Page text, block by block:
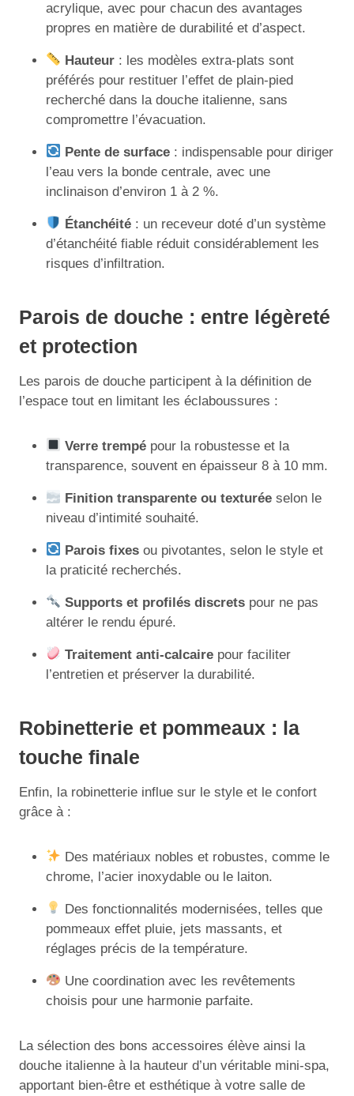
acrylique, avec pour chacun des avantages
propres en matière de durabilité et d’aspect.
Hauteur : les modèles extra-plats sont
préférés pour restituer l’effet de plain-pied
recherché dans la douche italienne, sans
compromettre l’évacuation.
Pente de surface : indispensable pour diriger
l’eau vers la bonde centrale, avec une
inclinaison d’environ 1 à 2 %.
Étanchéité : un receveur doté d’un système
d’étanchéité fiable réduit considérablement les
risques d’infiltration.
Parois de douche : entre légèreté
et protection
Les parois de douche participent à la définition de
l’espace tout en limitant les éclaboussures :
Verre trempé pour la robustesse et la
transparence, souvent en épaisseur 8 à 10 mm.
Finition transparente ou texturée selon le
niveau d’intimité souhaité.
Parois fixes ou pivotantes, selon le style et
la praticité recherchés.
Supports et profilés discrets pour ne pas
altérer le rendu épuré.
Traitement anti-calcaire pour faciliter
l’entretien et préserver la durabilité.
Robinetterie et pommeaux : la
touche finale
Enfin, la robinetterie influe sur le style et le confort
grâce à :
Des matériaux nobles et robustes, comme le
chrome, l’acier inoxydable ou le laiton.
Des fonctionnalités modernisées, telles que
pommeaux effet pluie, jets massants, et
réglages précis de la température.
Une coordination avec les revêtements
choisis pour une harmonie parfaite.
La sélection des bons accessoires élève ainsi la
douche italienne à la hauteur d’un véritable mini-spa,
apportant bien-être et esthétique à votre salle de